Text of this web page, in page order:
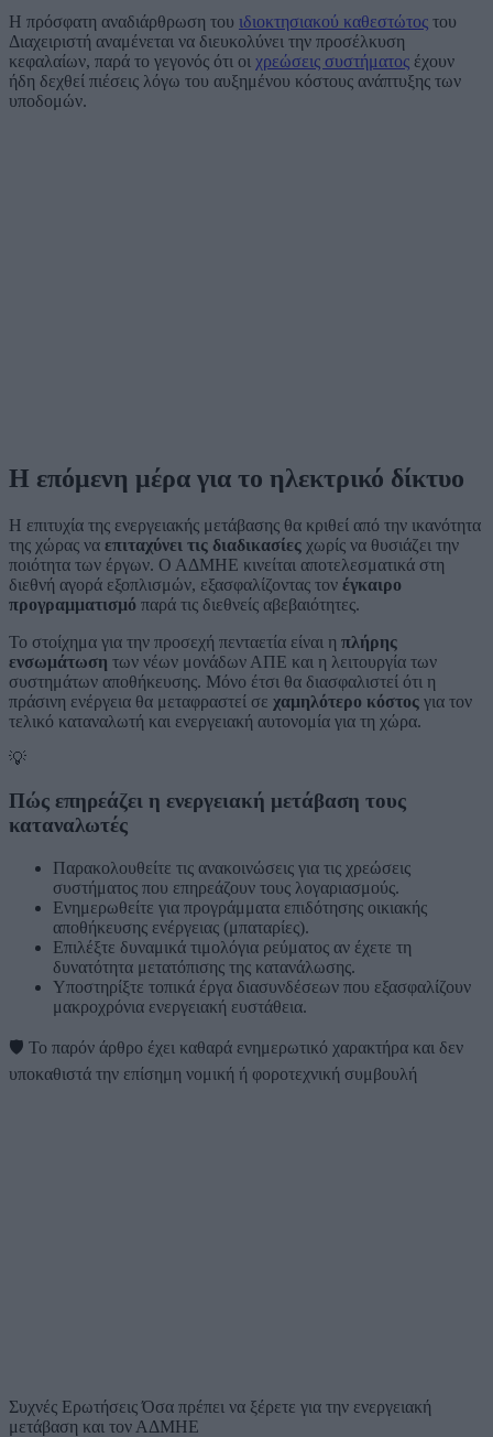
Η πρόσφατη αναδιάρθρωση του ιδιοκτησιακού καθεστώτος του
Διαχειριστή αναμένεται να διευκολύνει την προσέλκυση
κεφαλαίων, παρά το γεγονός ότι οι χρεώσεις συστήματος έχουν
ήδη δεχθεί πιέσεις λόγω του αυξημένου κόστους ανάπτυξης των
υποδομών.
Η επόμενη μέρα για το ηλεκτρικό δίκτυο
Η επιτυχία της ενεργειακής μετάβασης θα κριθεί από την ικανότητα
της χώρας να επιταχύνει τις διαδικασίες χωρίς να θυσιάζει την
ποιότητα των έργων. Ο ΑΔΜΗΕ κινείται αποτελεσματικά στη
διεθνή αγορά εξοπλισμών, εξασφαλίζοντας τον έγκαιρο
προγραμματισμό παρά τις διεθνείς αβεβαιότητες.
Το στοίχημα για την προσεχή πενταετία είναι η πλήρης
ενσωμάτωση των νέων μονάδων ΑΠΕ και η λειτουργία των
συστημάτων αποθήκευσης. Μόνο έτσι θα διασφαλιστεί ότι η
πράσινη ενέργεια θα μεταφραστεί σε χαμηλότερο κόστος για τον
τελικό καταναλωτή και ενεργειακή αυτονομία για τη χώρα.
💡
Πώς επηρεάζει η ενεργειακή μετάβαση τους
καταναλωτές
Παρακολουθείτε τις ανακοινώσεις για τις χρεώσεις
συστήματος που επηρεάζουν τους λογαριασμούς.
Ενημερωθείτε για προγράμματα επιδότησης οικιακής
αποθήκευσης ενέργειας (μπαταρίες).
Επιλέξτε δυναμικά τιμολόγια ρεύματος αν έχετε τη
δυνατότητα μετατόπισης της κατανάλωσης.
Υποστηρίξτε τοπικά έργα διασυνδέσεων που εξασφαλίζουν
μακροχρόνια ενεργειακή ευστάθεια.
🛡️ Το παρόν άρθρο έχει καθαρά ενημερωτικό χαρακτήρα και δεν
υποκαθιστά την επίσημη νομική ή φοροτεχνική συμβουλή
Συχνές ΕρωτήσειςΌσα πρέπει να ξέρετε για την ενεργειακή
μετάβαση και τον ΑΔΜΗΕ